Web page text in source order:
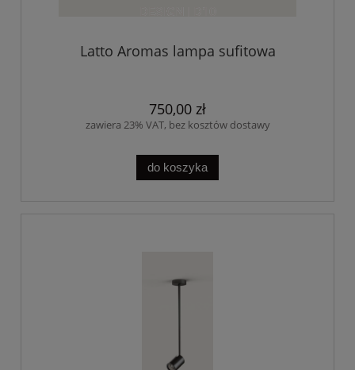
Latto Aromas lampa sufitowa
750,00 zł
zawiera 23% VAT, bez kosztów dostawy
do koszyka